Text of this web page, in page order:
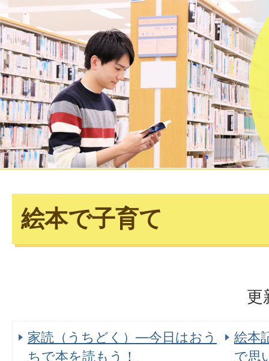
絵本で子育て
更
家読（うちどく）―今日はおう
ちで本を読もう！
絵本
で思